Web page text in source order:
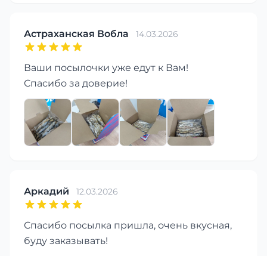
Астраханская Вобла 14.03.2026
Ваши посылочки уже едут к Вам!
Спасибо за доверие!
Аркадий 12.03.2026
Спасибо посылка пришла, очень вкусная,
буду заказывать!